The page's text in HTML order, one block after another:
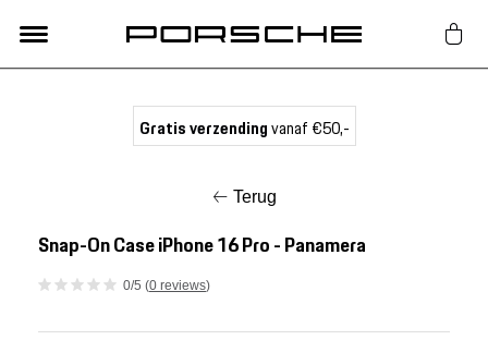
Nieuw
Gratis verzendingvanaf €50,-
Terug
Snap-On Case iPhone 16 Pro - Panamera
0/5 (0 reviews)